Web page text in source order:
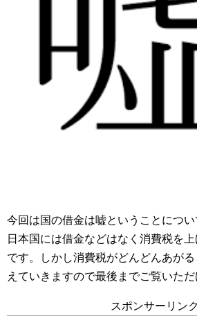
今回は国の借金は嘘ということについ
日本国には借金などはなく消費税を
です。しかし消費税がどんどんあが
えていきますので最後までご覧いただ
スポンサーリンク